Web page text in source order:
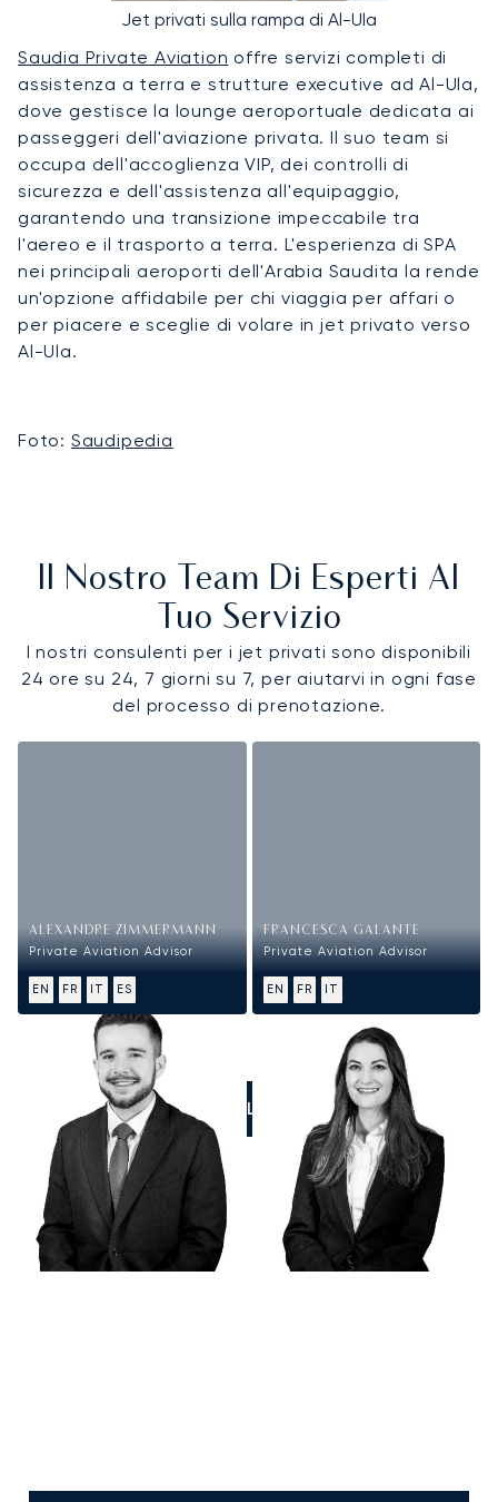
Jet privati sulla rampa di Al-Ula
Saudia Private Aviation offre servizi completi di
assistenza a terra e strutture executive ad Al-Ula,
dove gestisce la lounge aeroportuale dedicata ai
passeggeri dell'aviazione privata. Il suo team si
occupa dell'accoglienza VIP, dei controlli di
sicurezza e dell'assistenza all'equipaggio,
garantendo una transizione impeccabile tra
l'aereo e il trasporto a terra. L'esperienza di SPA
nei principali aeroporti dell'Arabia Saudita la rende
un'opzione affidabile per chi viaggia per affari o
per piacere e sceglie di volare in jet privato verso
Al-Ula.
Foto: Saudipedia
Il Nostro Team Di Esperti Al
Tuo Servizio
I nostri consulenti per i jet privati sono disponibili
24 ore su 24, 7 giorni su 7, per aiutarvi in ogni fase
del processo di prenotazione.
ALEXANDRE ZIMMERMANN
Private Aviation Advisor
EN FR IT ES
FRANCESCA GALANTE
Private Aviation Advisor
EN FR IT
CALL US